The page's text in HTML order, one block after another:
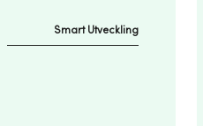
Smart Utveckling